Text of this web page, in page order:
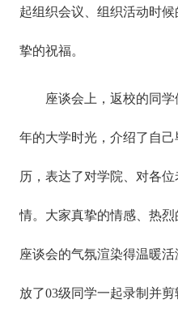
起组织会议、组织活动时
挚的祝福。
座谈会上，返校的同
年的大学时光，介绍了自
历，表达了对学院、对各
情。大家真挚的情感、热
座谈会的气氛渲染得温暖
放了03级同学一起录制并